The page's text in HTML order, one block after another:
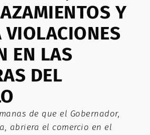
Y
VIOLACIONES
EN LAS
DEL
de que el Gobernador,
abriera el comercio en el